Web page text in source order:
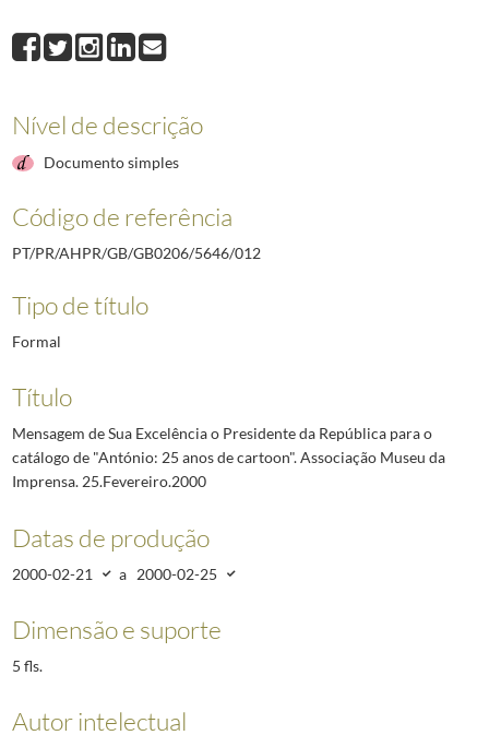
013 Mensagem do Presidente da República, Jorge Sampaio, por ocasião
014 Mensagem de Sua Excelência o Presidente da República ao XXV
Mensagem do Presidente da República, Jorge Sampaio, por ocasião da
(...)
Nível de descrição
Documento simples
Código de referência
PT/PR/AHPR/GB/GB0206/5646/012
Tipo de título
Formal
Título
Mensagem de Sua Excelência o Presidente da República para o
catálogo de "António: 25 anos de cartoon". Associação Museu da
Imprensa. 25.Fevereiro.2000
Datas de produção
2000-02-21 a 2000-02-25
Dimensão e suporte
5 fls.
Autor intelectual